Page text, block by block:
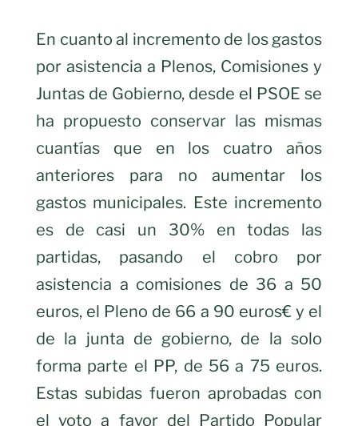
En cuanto al incremento de los gastos
por asistencia a Plenos, Comisiones y
Juntas de Gobierno, desde el PSOE se
ha propuesto conservar las mismas
cuantías que en los cuatro años
anteriores para no aumentar los
gastos municipales. Este incremento
es de casi un 30% en todas las
partidas, pasando el cobro por
asistencia a comisiones de 36 a 50
euros, el Pleno de 66 a 90 euros€ y el
de la junta de gobierno, de la solo
forma parte el PP, de 56 a 75 euros.
Estas subidas fueron aprobadas con
el voto a favor del Partido Popular